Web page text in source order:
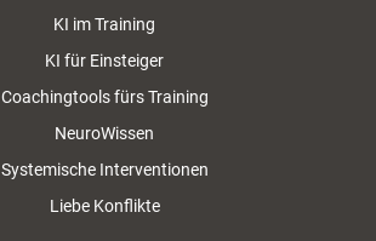
KI im Training
KI für Einsteiger
Coachingtools fürs Training
NeuroWissen
Systemische Interventionen
Liebe Konflikte